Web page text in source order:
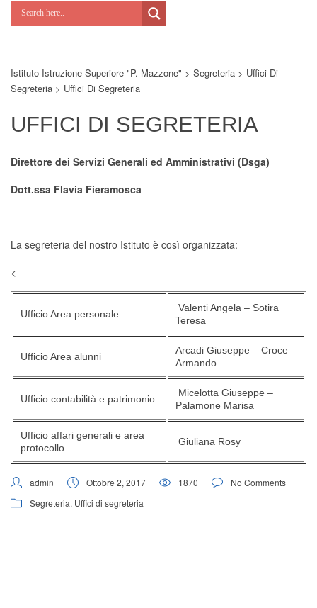
Lab Green
Potenziamoci
Istituto Istruzione Superiore "P. Mazzone" > Segreteria > Uffici Di
Segreteria > Uffici Di Segreteria
UFFICI DI SEGRETERIA
Direttore dei Servizi Generali ed Amministrativi (Dsga)
Dott.ssa Flavia Fieramosca
La segreteria del nostro Istituto è così organizzata:
<
Ufficio Area personale
Valenti Angela – Sotira
Teresa
Ufficio Area alunni
Arcadi Giuseppe – Croce
Armando
Ufficio contabilità e patrimonio
Micelotta Giuseppe –
Palamone Marisa
Ufficio affari generali e area
protocollo
Giuliana Rosy
admin Ottobre 2, 2017 1870
No Comments
Segreteria, Uffici di segreteria